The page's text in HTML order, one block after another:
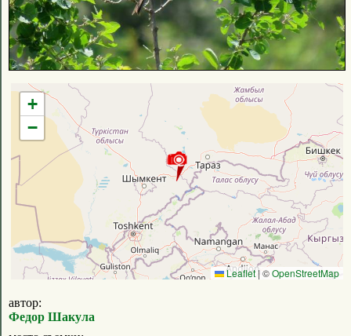
+
−
Leaflet| ©OpenStreetMap
автор:
Федор Шакула